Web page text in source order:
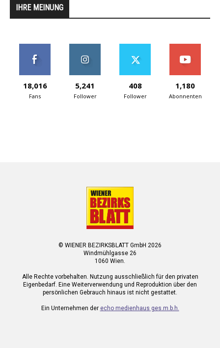
IHRE MEINUNG
18,016
Fans
5,241
Follower
408
Follower
1,180
Abonnenten
© WIENER BEZIRKSBLATT GmbH 2026
Windmühlgasse 26
1060 Wien.
Alle Rechte vorbehalten. Nutzung ausschließlich für den privaten
Eigenbedarf. Eine Weiterverwendung und Reproduktion über den
persönlichen Gebrauch hinaus ist nicht gestattet.
Ein Unternehmen der echo medienhaus ges.m.b.h.